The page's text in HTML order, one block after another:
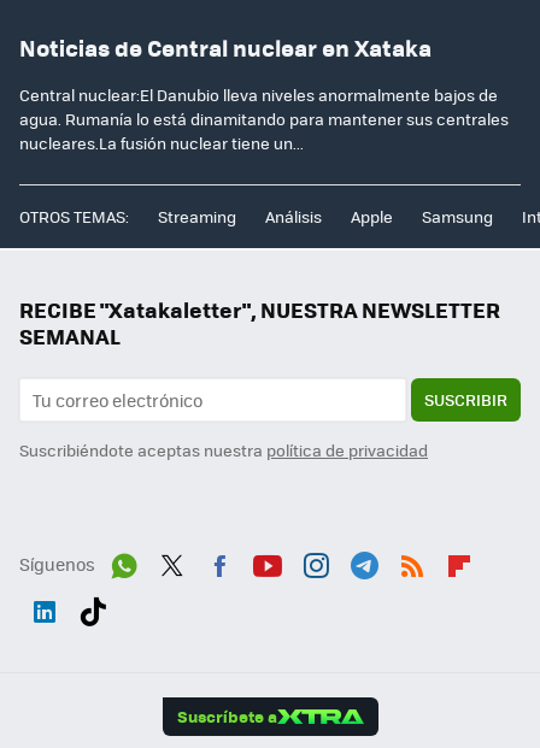
Noticias de Central nuclear en Xataka
Central nuclear:El Danubio lleva niveles anormalmente bajos de
agua. Rumanía lo está dinamitando para mantener sus centrales
nucleares.La fusión nuclear tiene un...
OTROS TEMAS: Streaming Análisis Apple Samsung
RECIBE "Xatakaletter", NUESTRA NEWSLETTER
SEMANAL
SUSCRIBIR
Suscribiéndote aceptas nuestra política de privacidad
Síguenos
Suscríbete a